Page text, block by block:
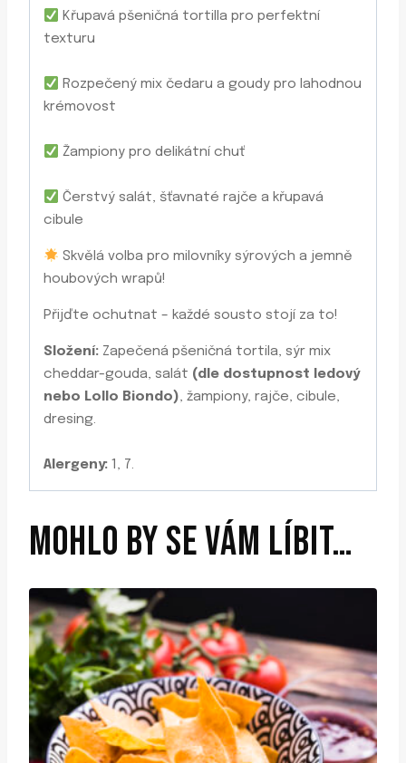
Křupavá pšeničná tortilla pro perfektní
texturu
Rozpečený mix čedaru a goudy pro lahodnou
krémovost
Žampiony pro delikátní chuť
Čerstvý salát, šťavnaté rajče a křupavá
cibule
Skvělá volba pro milovníky sýrových a jemně
houbových wrapů!
Přijďte ochutnat – každé sousto stojí za to!
Složení: Zapečená pšeničná tortila, sýr mix
cheddar-gouda, salát (dle dostupnost ledový
nebo Lollo Biondo), žampiony, rajče, cibule,
dresing.
Alergeny: 1, 7.
MOHLO BY SE VÁM LÍBIT…